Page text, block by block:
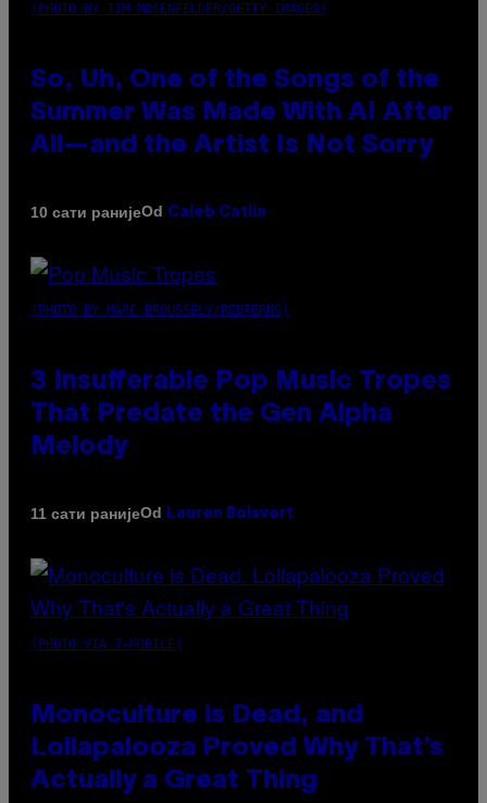
(PHOTO BY TIM MOSENFELDER/GETTY IMAGES)
So, Uh, One of the Songs of the
Summer Was Made With AI After
All—and the Artist Is Not Sorry
10 сати ранијеOd Caleb Catlin
(PHOTO BY MARC BROUSSELY/REDFERNS)
3 Insufferable Pop Music Tropes
That Predate the Gen Alpha
Melody
11 сати ранијеOd Lauren Boisvert
(PHOTO VIA T-MOBILE)
Monoculture is Dead, and
Lollapalooza Proved Why That’s
Actually a Great Thing